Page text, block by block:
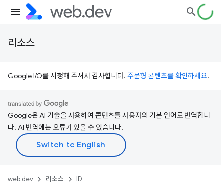
리소스
Google I/O를 시청해 주셔서 감사합니다. 주문형 콘텐츠를 확인하세요.
Google은 AI 기술을 사용하여 콘텐츠를 사용자의 기본 언어로 번역합니
다. AI 번역에는 오류가 있을 수 있습니다.
web.dev 리소스 ID